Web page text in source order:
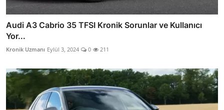
Audi A3 Cabrio 35 TFSI Kronik Sorunlar ve Kullanıcı
Yor...
Kronik Uzmanı Eylül 3, 2024 0 211